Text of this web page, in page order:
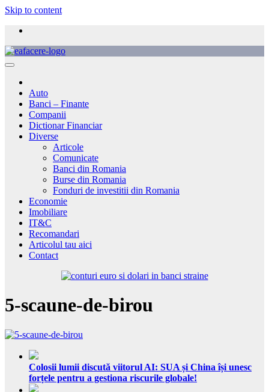
Skip to content
Auto
Banci – Finante
Companii
Dictionar Financiar
Diverse
Articole
Comunicate
Banci din Romania
Burse din Romania
Fonduri de investitii din Romania
Economie
Imobiliare
IT&C
Recomandari
Articolul tau aici
Contact
5-scaune-de-birou
Colosii lumii discută viitorul AI: SUA și China își unesc
forțele pentru a gestiona riscurile globale!